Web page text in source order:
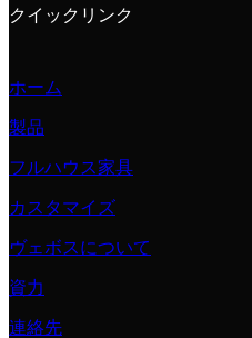
クイックリンク
ホーム
製品
フルハウス家具
カスタマイズ
ヴェボスについて
資力
連絡先